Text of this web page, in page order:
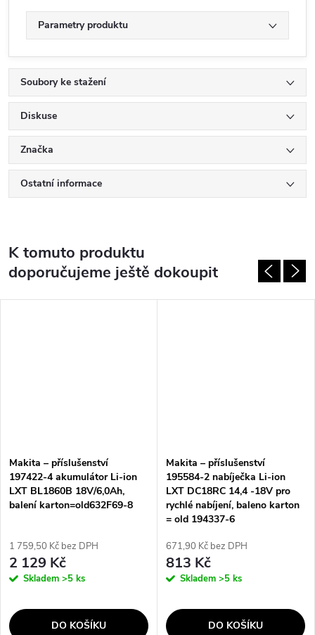
Parametry produktu
Soubory ke stažení
Diskuse
Značka
Ostatní informace
K tomuto produktu
doporučujeme ještě dokoupit
Makita – příslušenství
197422-4 akumulátor Li-ion
LXT BL1860B 18V/6,0Ah,
balení karton=old632F69-8
1 759,50 Kč bez DPH
2 129 Kč
Skladem >5 ks
DO KOŠÍKU
Makita – příslušenství
195584-2 nabíječka Li-ion
LXT DC18RC 14,4 -18V pro
rychlé nabíjení, baleno karton
= old 194337-6
671,90 Kč bez DPH
813 Kč
Skladem >5 ks
DO KOŠÍKU